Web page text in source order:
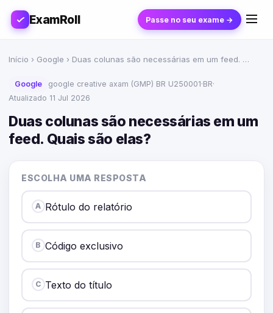
ExamRoll Passe no seu exame →
Início › Google › Duas colunas são necessárias em um feed. …
Google google creative axam (GMP) BR U250001·BR·
Atualizado 11 Jul 2026
Duas colunas são necessárias em um
feed. Quais são elas?
ESCOLHA UMA RESPOSTA
A Rótulo do relatório
B Código exclusivo
C Texto do título